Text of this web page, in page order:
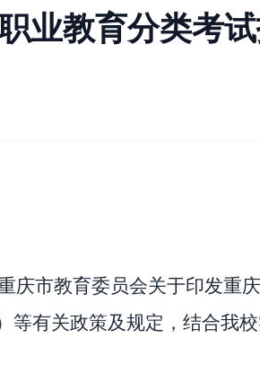
业教育分类考
庆市教育委员会关于印发重
等有关政策及规定，结合我校